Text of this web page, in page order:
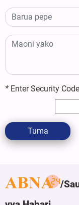
* Enter Security Code
Tuma